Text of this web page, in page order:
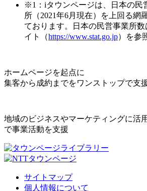
※1：iタウンページは、日本の民
所（2021年6月現在）を上回る網
ております。日本の民営事業所
イト（https://www.stat.go.jp）を参
ホームページを起点に
集客から成約までをワンストップで支
地域のビジネスやマーケティングに活
で事業活動を支援
サイトマップ
個人情報について